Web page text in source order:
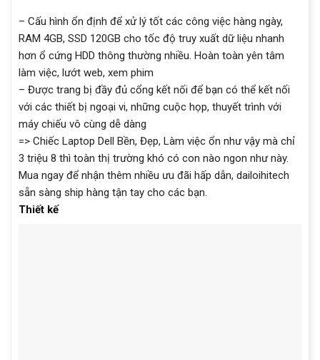
– Cấu hình ổn định để xử lý tốt các công việc hàng ngày,
RAM 4GB, SSD 120GB cho tốc độ truy xuất dữ liệu nhanh
hơn ổ cứng HDD thông thường nhiều. Hoàn toàn yên tâm
làm việc, lướt web, xem phim
– Được trang bị đầy đủ cổng kết nối để bạn có thể kết nối
với các thiết bị ngoại vi, những cuộc họp, thuyết trình với
máy chiếu vô cùng dễ dàng
=> Chiếc Laptop Dell Bền, Đẹp, Làm việc ổn như vậy mà chỉ
3 triệu 8 thì toàn thị trường khó có con nào ngon như này.
Mua ngay để nhận thêm nhiều ưu đãi hấp dẫn, dailoihitech
sẵn sàng ship hàng tận tay cho các bạn.
Thiết kế